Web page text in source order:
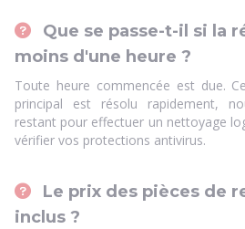
Que se passe-t-il si la
moins d'une heure ?
Toute heure commencée est due.
principal est résolu rapidement,
restant pour effectuer un nettoyage
vérifier vos protections antivirus.
Le prix des pièces de
inclus ?